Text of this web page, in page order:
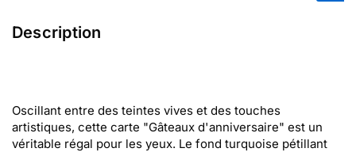
Description
Oscillant entre des teintes vives et des touches
artistiques, cette carte "Gâteaux d'anniversaire" est un
véritable régal pour les yeux. Le fond turquoise pétillant